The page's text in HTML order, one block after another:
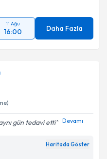
11 Ağu
16:00 Daha Fazla
gün tedavi etti Devamı
Haritada Göster